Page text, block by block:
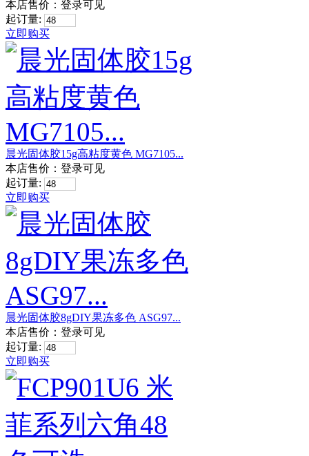
本店售价： 登录可见
起订量:
立即购买
晨光固体胶15g高粘度黄色 MG7105...
本店售价： 登录可见
起订量:
立即购买
晨光固体胶8gDIY果冻多色 ASG97...
本店售价： 登录可见
起订量:
立即购买